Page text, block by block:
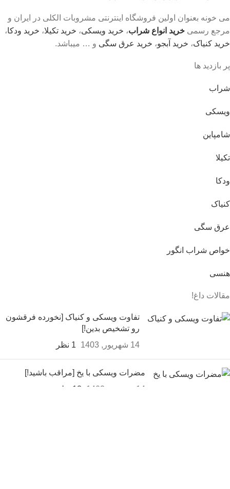
می خونه بعنوان اولین فروشگاه اینترنتی مشروبات الکلی در ایران و
مرجع رسمی خرید انواع شراب، خرید ویسکی، خرید تکیلا، خرید ودکا،
خرید کنیاک، خرید آبجو، خرید عرق سگی و … میباشد.
پر بازدید ها
شراب
ویسکی
شامپاین
تکیلا
ودکا
کنیاک
عرق سگی
خواص شراب انگور
هنسی
مقالات داغ!
تفاوت ویسکی و کنیاک [نخورده فرقشون
رو تشخیص بدین!]
14 شهریور, 1403
1 نظر
مضرات ویسکی با یخ [مراقب باشید!]
14 شهریور, 1403
13 نظر